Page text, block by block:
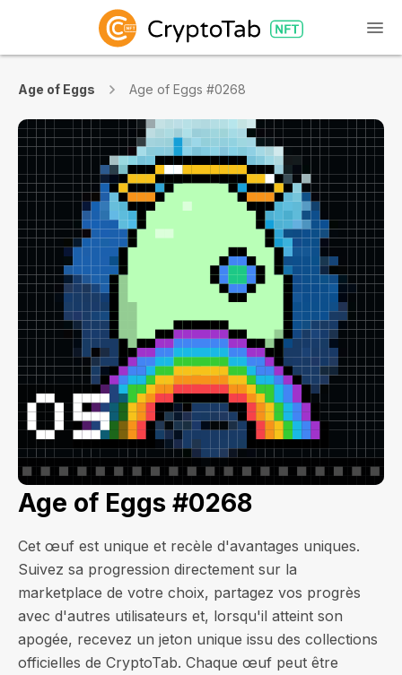
Age of Eggs Age of Eggs #0268
Age of Eggs #0268
Cet œuf est unique et recèle d'avantages uniques.
Suivez sa progression directement sur la
marketplace de votre choix, partagez vos progrès
avec d'autres utilisateurs et, lorsqu'il atteint son
apogée, recevez un jeton unique issu des collections
officielles de CryptoTab. Chaque œuf peut être